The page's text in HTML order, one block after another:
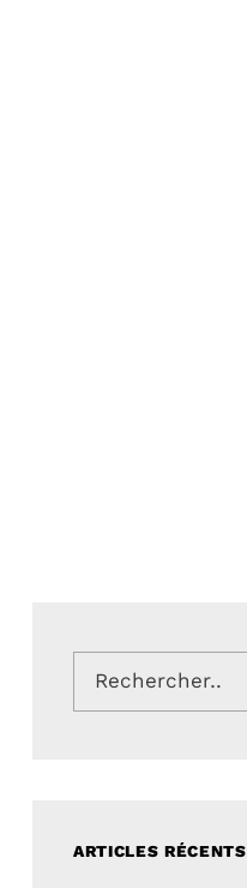
Rechercher :
ARTICLES RÉCENTS